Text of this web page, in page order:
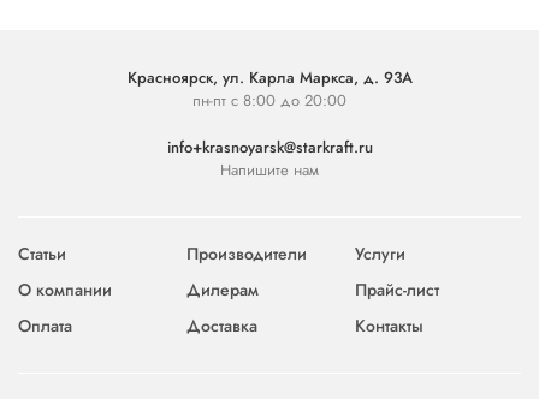
Красноярск, ул. Карла Маркса, д. 93А
пн-пт с 8:00 до 20:00
info+krasnoyarsk@starkraft.ru
Напишите нам
Статьи Производители
Услуги
О компании
Дилерам
Прайс-лист
Оплата
Доставка Контакты